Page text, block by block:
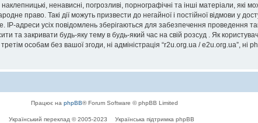
ненависні, погрозливі, порнографічні та інші матеріали, які
право. Такі дії можуть призвести до негайної і постійної відмови у
адреси усіх повідомлень зберігаються для забезпечення проведення
та закривати будь-яку тему в будь-який час на свій розсуд . Як
особам без вашої згоди, ні адміністрація “r2u.org.ua / e2u.org.ua”, ні
Працює на phpBB® Forum Software © phpBB Limited
Український переклад © 2005-2023 Українська підтримка phpBB